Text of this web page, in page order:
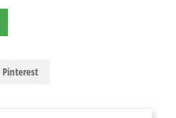
Pinterest